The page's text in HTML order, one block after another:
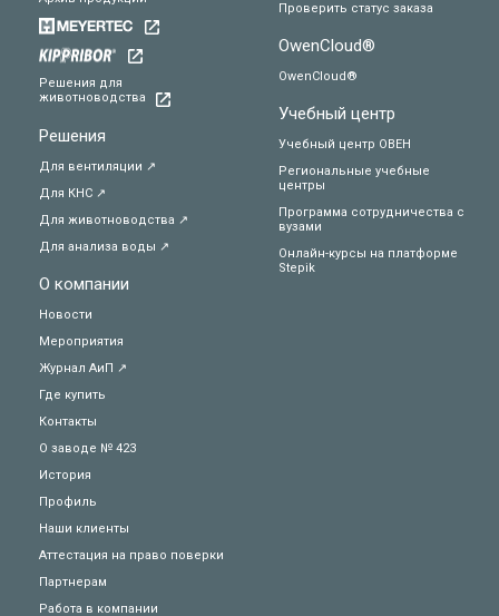
Решения для
животноводства
Решения
Для вентиляции ↗
Для КНС ↗
Для животноводства ↗
Для анализа воды ↗
О компании
Новости
Мероприятия
Журнал АиП ↗
Где купить
Контакты
О заводе № 423
История
Профиль
Наши клиенты
Аттестация на право поверки
Партнерам
Работа в компании
Проверить статус заказа
OwenCloud®
OwenCloud®
Учебный центр
Учебный центр ОВЕН
Региональные учебные
центры
Программа сотрудничества с
вузами
Онлайн-курсы на платформе
Stepik